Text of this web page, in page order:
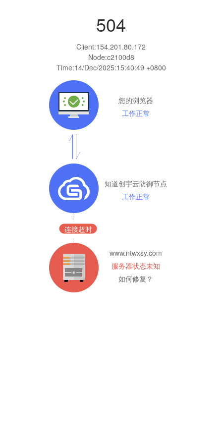
504
Client:154.201.80.172
Node:c2100d8
Time:14/Dec/2025:15:40:49 +0800
您的浏览器
工作正常
知道创宇云防御节点
工作正常
连接超时
www.ntwxsy.com
服务器状态未知
如何修复？